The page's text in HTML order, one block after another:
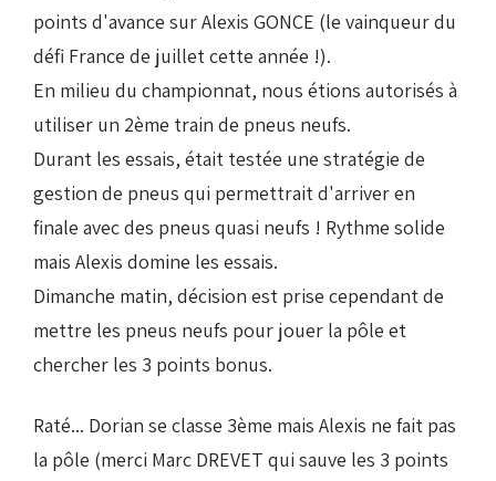
points d'avance sur Alexis GONCE (le vainqueur du
défi France de juillet cette année !).
En milieu du championnat, nous étions autorisés à
utiliser un 2ème train de pneus neufs.
Durant les essais, était testée une stratégie de
gestion de pneus qui permettrait d'arriver en
finale avec des pneus quasi neufs ! Rythme solide
mais Alexis domine les essais.
Dimanche matin, décision est prise cependant de
mettre les pneus neufs pour jouer la pôle et
chercher les 3 points bonus.
Raté... Dorian se classe 3ème mais Alexis ne fait pas
la pôle (merci Marc DREVET qui sauve les 3 points